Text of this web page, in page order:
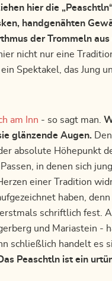
hier die
handgenähten
der Trommeln
nicht nur eine
Spektakel, das Jung
am Inn - so sagt man.
glänzende Augen.
absolute Höhepunkt
in denen sich
einer Tradition
haben, denn
schriftlich fest.
und Mariastein -
schließlich handelt es
Peaschtln ist ein